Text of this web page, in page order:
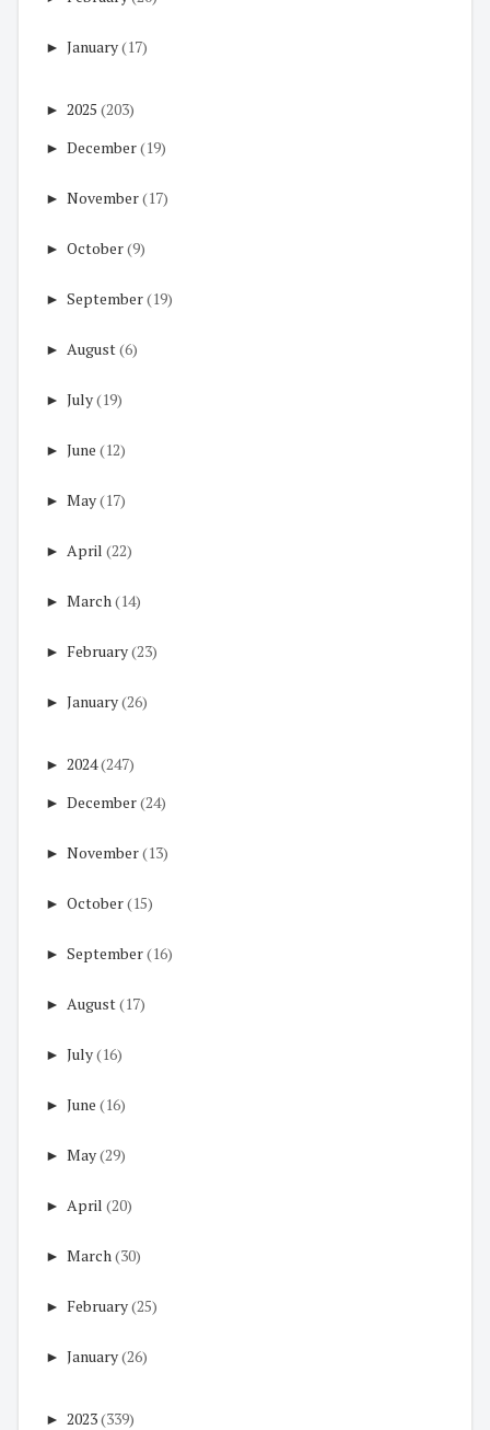
► January(17)
► 2025 (203)
► December(19)
► November(17)
► October(9)
► September(19)
► August(6)
► July(19)
► June (12)
► May(17)
► April (22)
► March(14)
► February(23)
► January(26)
► 2024(247)
► December(24)
► November(13)
► October(15)
► September(16)
► August(17)
► July(16)
► June (16)
► May(29)
► April (20)
► March(30)
► February(25)
► January(26)
► 2023(339)